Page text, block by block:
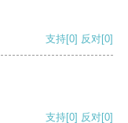
支持[0] 反对[0]
支持[0] 反对[0]